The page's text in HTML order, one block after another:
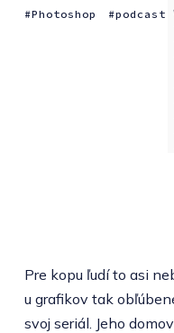
Photoshop podcast
Pre kopu ľudí to asi
u grafikov tak
svoj seriál. Jeho